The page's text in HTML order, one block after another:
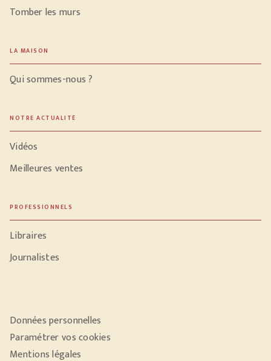
Tomber les murs
LA MAISON
Qui sommes-nous ?
NOTRE ACTUALITÉ
Vidéos
Meilleures ventes
PROFESSIONNELS
Libraires
Journalistes
Données personnelles
Paramétrer vos cookies
Mentions légales